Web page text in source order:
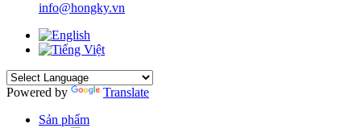
info@hongky.vn
Powered by
Translate
Sản phẩm